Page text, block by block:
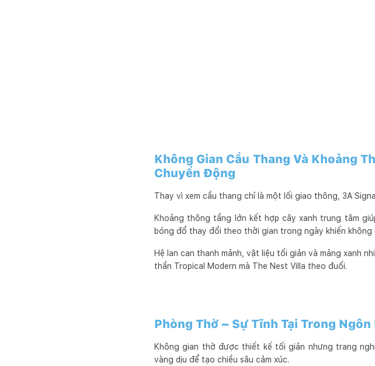
Không Gian Cầu Thang Và Khoảng
Chuyển Động
Thay vì xem cầu thang chỉ là một lối giao thông, 3A
Khoảng thông tầng lớn kết hợp cây xanh trung tâm
bóng đổ thay đổi theo thời gian trong ngày khiến
Hệ lan can thanh mảnh, vật liệu tối giản và mảng xanh
thần Tropical Modern mà The Nest Villa theo đuổi.
Phòng Thờ – Sự Tĩnh Tại Trong
Không gian thờ được thiết kế tối giản nhưng trang
vàng dịu để tạo chiều sâu cảm xúc.